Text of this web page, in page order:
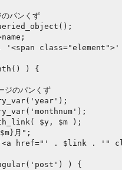
) {
) {